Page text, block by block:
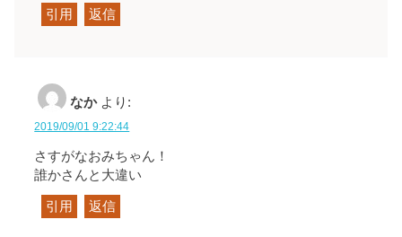
引用 返信
なか より:
2019/09/01 9:22:44
さすがなおみちゃん！
誰かさんと大違い
引用 返信